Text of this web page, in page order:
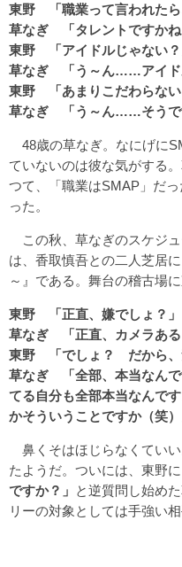
東野 「職業って言われたら
草なぎ 「タレントですかね
東野 「アイドルじゃない？
草なぎ 「う～ん……アイド
東野 「あまりこだわらない
草なぎ 「う～ん……そうで
48歳の草なぎ。なにげに
ていないのは彼な気がする
つて、「職業はSMAP」だ
った。
この秋、草なぎのスケジ
は、香取慎吾との二人芝居
～』である。舞台の稽古場
東野 「正直、嫌でしょ？」
草なぎ 「正直、カメラある
東野 「でしょ？ だから、
草なぎ 「全部、本当なん
てる自分も全部本当なんで
かそういうことですか（笑）
鼻くそはほじらなくてい
たようだ。ついには、東野に
ですか？」 と逆質問し始め
リーの対象としては手強い